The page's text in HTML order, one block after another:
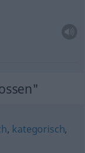
, kategorisch,